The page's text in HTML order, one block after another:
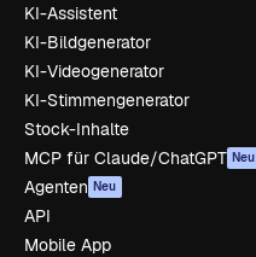
KI-Assistent
KI-Bildgenerator
KI-Videogenerator
KI-Stimmengenerator
Stock-Inhalte
MCP für Claude/ChatGPT Neu
Agenten Neu
API
Mobile App